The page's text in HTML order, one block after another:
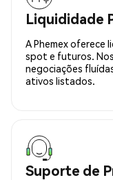
Liquididade
A Phemex oferece
spot e futuros.
negociações
ativos listados.
Suporte de